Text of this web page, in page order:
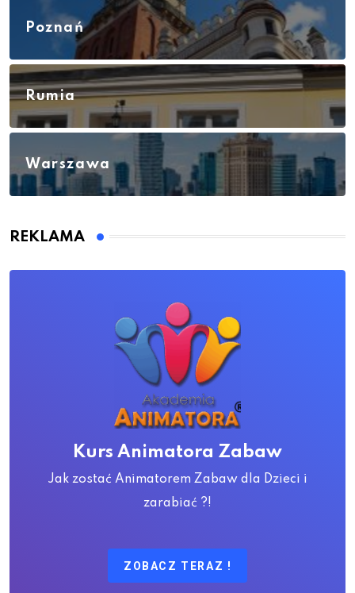
Poznań
Rumia
Warszawa
REKLAMA
Kurs Animatora Zabaw
Jak zostać Animatorem Zabaw dla Dzieci i
zarabiać ?!
ZOBACZ TERAZ !